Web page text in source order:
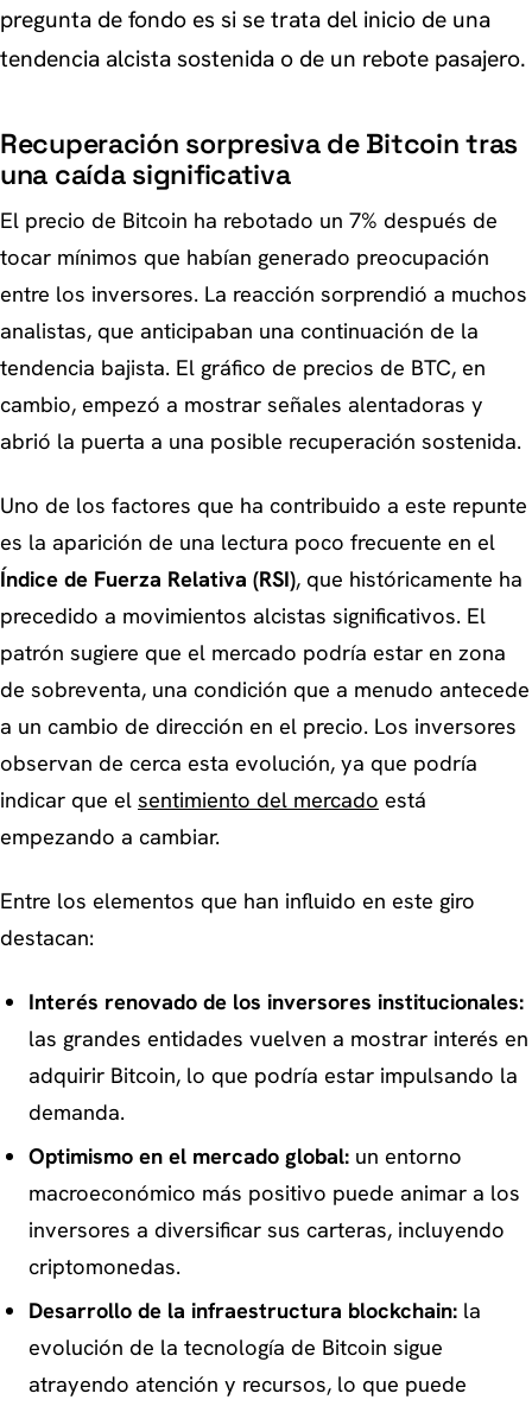
pregunta de fondo es si se trata del inicio de una
tendencia alcista sostenida o de un rebote pasajero.
Recuperación sorpresiva de Bitcoin tras
una caída significativa
El precio de Bitcoin ha rebotado un 7% después de
tocar mínimos que habían generado preocupación
entre los inversores. La reacción sorprendió a muchos
analistas, que anticipaban una continuación de la
tendencia bajista. El gráfico de precios de BTC, en
cambio, empezó a mostrar señales alentadoras y
abrió la puerta a una posible recuperación sostenida.
Uno de los factores que ha contribuido a este repunte
es la aparición de una lectura poco frecuente en el
Índice de Fuerza Relativa (RSI), que históricamente ha
precedido a movimientos alcistas significativos. El
patrón sugiere que el mercado podría estar en zona
de sobreventa, una condición que a menudo antecede
a un cambio de dirección en el precio. Los inversores
observan de cerca esta evolución, ya que podría
indicar que el sentimiento del mercado está
empezando a cambiar.
Entre los elementos que han influido en este giro
destacan:
Interés renovado de los inversores institucionales:
las grandes entidades vuelven a mostrar interés en
adquirir Bitcoin, lo que podría estar impulsando la
demanda.
Optimismo en el mercado global:un entorno
macroeconómico más positivo puede animar a los
inversores a diversificar sus carteras, incluyendo
criptomonedas.
Desarrollo de la infraestructura blockchain:la
evolución de la tecnología de Bitcoin sigue
atrayendo atención y recursos, lo que puede